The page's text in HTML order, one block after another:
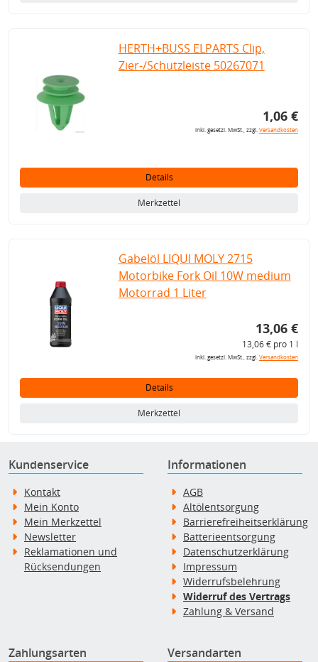
HERTH+BUSS ELPARTS Clip,
Zier-/Schutzleiste 50267071
1,06 €
inkl. gesetzl. MwSt., zzgl.Versandkosten
Details
Merkzettel
Gabelöl LIQUI MOLY 2715
Motorbike Fork Oil 10W medium
Motorrad 1 Liter
13,06 €
13,06 € pro 1 l
inkl. gesetzl. MwSt., zzgl.Versandkosten
Details
Merkzettel
Kundenservice
Kontakt
Mein Konto
Mein Merkzettel
Newsletter
Reklamationen und
Rücksendungen
Informationen
AGB
Altölentsorgung
Barrierefreiheitserklärung
Batterieentsorgung
Datenschutzerklärung
Impressum
Widerrufsbelehrung
Widerruf des Vertrags
Zahlung & Versand
Zahlungsarten Versandarten